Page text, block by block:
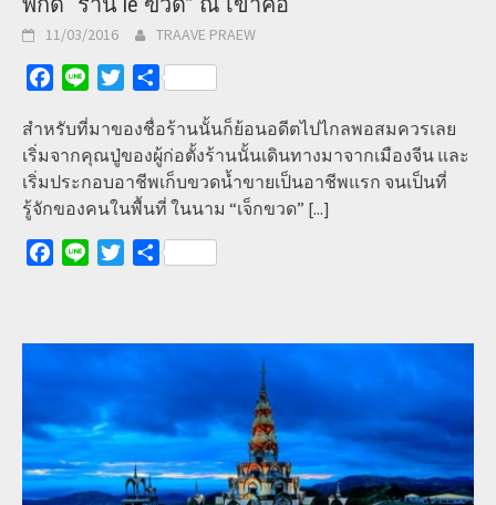
11/03/2016 TRAAVE PRAEW
Facebook
Line TwitterShare
สำหรับที่มาของชื่อร้านนั้นก็ย้อนอดีตไปไกลพอสมควรเลย
เริ่มจากคุณปู่ของผู้ก่อตั้งร้านนั้นเดินทางมาจากเมืองจีน และ
เริ่มประกอบอาชีพเก็บขวดน้ำขายเป็นอาชีพแรก จนเป็นที่
รู้จักของคนในพื้นที่ ในนาม “เจ็กขวด” [...]
Facebook
Line TwitterShare